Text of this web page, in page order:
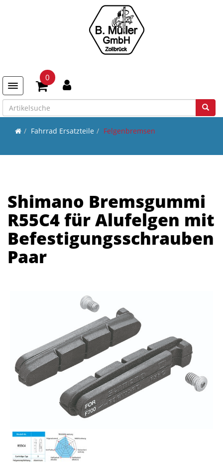
Toggle navigation
0
Fahrrad Ersatzteile Felgenbremsen
Shimano Bremsgummi
R55C4 für Alufelgen mit
Befestigungsschrauben
Paar